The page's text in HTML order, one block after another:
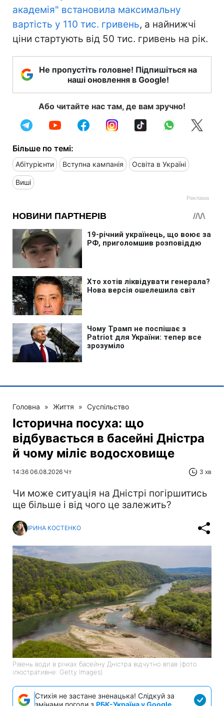
академія" встановила максимальну
вартість у 110 тис. гривень, а найнижчі
ціни стартують від 50 тис. гривень на рік.
Не пропустіть головне! Підпишіться на
наші оновлення в Google!
Або читайте нас там, де вам зручно!
Більше по темі:
Абітурієнти Вступна кампанія Освіта в Україні
Виші
Головна » Життя » Суспільство
Історична посуха: що
відбувається в басейні Дністра
й чому міліє водосховище
14:36 06.08.2026 Чт 3 хв
Чи може ситуація на Дністрі погіршитись
ще більше і від чого це залежить?
ІРИНА КОСТЕНКО
Рівень води в річках басейну Дністра відчутно впав (фото
ілюстративне: Getty Images)
Стихія не застане зненацька! Слідкуй за
змінами погоди з РБК-Україна у Google